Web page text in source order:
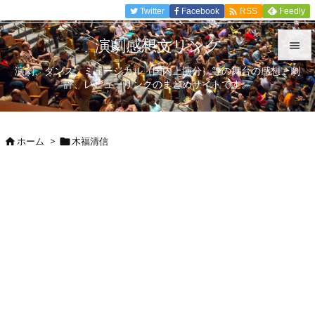


メニュ

Twitter Facebook  RSS Feedly
演劇感想文リンク
演劇、ダンス、ミュージカル（国内上演分）等の舞台の感想、劇
評、レビューリンクのまとめサイトです。
ホーム > 木福清信